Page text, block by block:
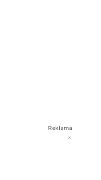
Reklama